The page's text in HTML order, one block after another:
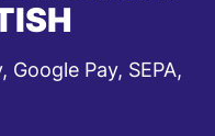
Pay, SEPA,